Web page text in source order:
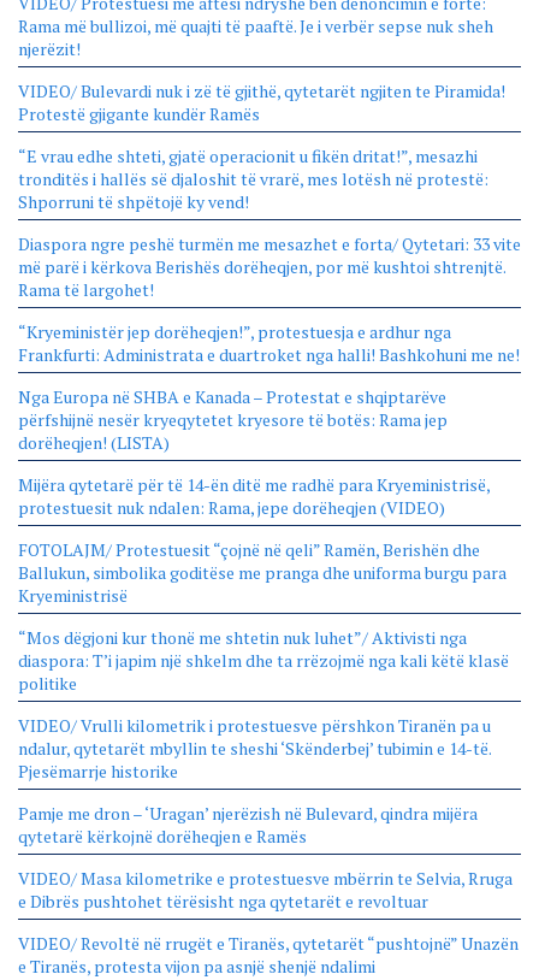
Rama më bullizoi, më quajti të paaftë. Je i verbër sepse nuk sheh
njerëzit!
VIDEO/ Bulevardi nuk i zë të gjithë, qytetarët ngjiten te Piramida!
Protestë gjigante kundër Ramës
“E vrau edhe shteti, gjatë operacionit u fikën dritat!”, mesazhi
tronditës i hallës së djaloshit të vrarë, mes lotësh në protestë:
Shporruni të shpëtojë ky vend!
Diaspora ngre peshë turmën me mesazhet e forta/ Qytetari: 33 vite
më parë i kërkova Berishës dorëheqjen, por më kushtoi shtrenjtë.
Rama të largohet!
“Kryeministër jep dorëheqjen!”, protestuesja e ardhur nga
Frankfurti: Administrata e duartroket nga halli! Bashkohuni me ne!
Nga Europa në SHBA e Kanada – Protestat e shqiptarëve
përfshijnë nesër kryeqytetet kryesore të botës: Rama jep
dorëheqjen! (LISTA)
Mijëra qytetarë për të 14-ën ditë me radhë para Kryeministrisë,
protestuesit nuk ndalen: Rama, jepe dorëheqjen (VIDEO)
FOTOLAJM/ Protestuesit “çojnë në qeli” Ramën, Berishën dhe
Ballukun, simbolika goditëse me pranga dhe uniforma burgu para
Kryeministrisë
“Mos dëgjoni kur thonë me shtetin nuk luhet”/ Aktivisti nga
diaspora: T’i japim një shkelm dhe ta rrëzojmë nga kali këtë klasë
politike
VIDEO/ Vrulli kilometrik i protestuesve përshkon Tiranën pa u
ndalur, qytetarët mbyllin te sheshi ‘Skënderbej’ tubimin e 14-të.
Pjesëmarrje historike
Pamje me dron – ‘Uragan’ njerëzish në Bulevard, qindra mijëra
qytetarë kërkojnë dorëheqjen e Ramës
VIDEO/ Masa kilometrike e protestuesve mbërrin te Selvia, Rruga
e Dibrës pushtohet tërësisht nga qytetarët e revoltuar
VIDEO/ Revoltë në rrugët e Tiranës, qytetarët “pushtojnë” Unazën
e Tiranës, protesta vijon pa asnjë shenjë ndalimi